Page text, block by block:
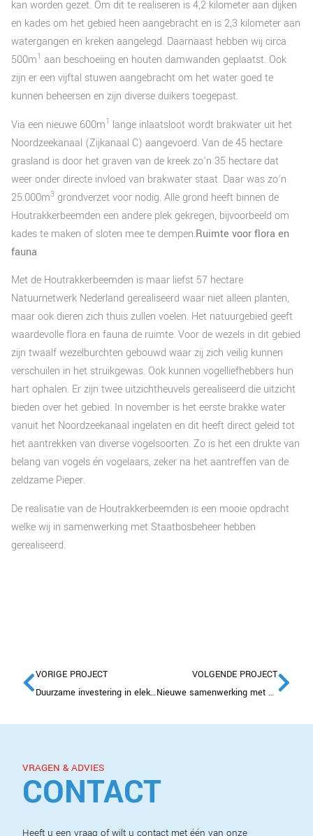
kan worden gezet. Om dit te realiseren is 4,2 kilometer aan dijken
en kades om het gebied heen aangebracht en is 2,3 kilometer aan
watergangen en kreken aangelegd. Daarnaast hebben wij circa
500m1 aan beschoeiing en houten damwanden geplaatst. Ook
zijn er een vijftal stuwen aangebracht om het water goed te
kunnen beheersen en zijn diverse duikers toegepast.
Via een nieuwe 600m1 lange inlaatsloot wordt brakwater uit het
Noordzeekanaal (Zijkanaal C) aangevoerd. Van de 45 hectare
grasland is door het graven van de kreek zo’n 35 hectare dat
weer onder directe invloed van brakwater staat. Daar was zo’n
25.000m3 grondverzet voor nodig. Alle grond heeft binnen de
Houtrakkerbeemden een andere plek gekregen, bijvoorbeeld om
kades te maken of sloten mee te dempen.Ruimte voor flora en
fauna
Met de Houtrakkerbeemden is maar liefst 57 hectare
Natuurnetwerk Nederland gerealiseerd waar niet alleen planten,
maar ook dieren zich thuis zullen voelen. Het natuurgebied geeft
waardevolle flora en fauna de ruimte. Voor de wezels in dit gebied
zijn twaalf wezelburchten gebouwd waar zij zich veilig kunnen
verschuilen in het struikgewas. Ook kunnen vogelliefhebbers hun
hart ophalen. Er zijn twee uitzichtheuvels gerealiseerd die uitzicht
bieden over het gebied. In november is het eerste brakke water
vanuit het Noordzeekanaal ingelaten en dit heeft direct geleid tot
het aantrekken van diverse vogelsoorten. Zo is het een drukte van
belang van vogels én vogelaars, zeker na het aantreffen van de
zeldzame Pieper.
De realisatie van de Houtrakkerbeemden is een mooie opdracht
welke wij in samenwerking met Staatbosbeheer hebben
gerealiseerd.
VORIGE PROJECT
Duurzame investering in elektrische knijperwagen
VOLGENDE PROJECT
Nieuwe samenwerking met projectontwikkelaar Synchroon
VRAGEN & ADVIES
CONTACT
Heeft u een vraag of wilt u contact met één van onze